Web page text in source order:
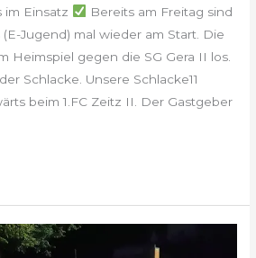
im Einsatz
Bereits am Freitag sind
Jugend) mal wieder am Start. Die
Heimspiel gegen die SG Gera II los.
Schlacke. Unsere Schlacke11
beim 1.FC Zeitz II. Der Gastgeber